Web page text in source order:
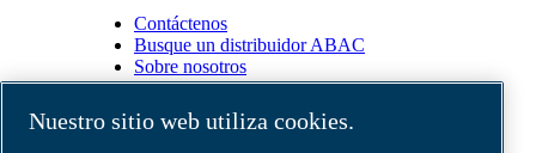
Contáctenos
Busque un distribuidor ABAC
Sobre nosotros
Socios
Nuestro sitio web utiliza cookies.